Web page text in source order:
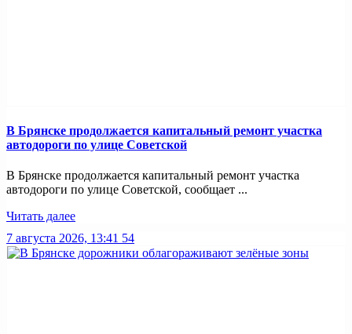
В Брянске продолжается капитальный ремонт участка
автодороги по улице Советской
В Брянске продолжается капитальный ремонт участка
автодороги по улице Советской, сообщает ...
Читать далее
7 августа 2026, 13:41 54